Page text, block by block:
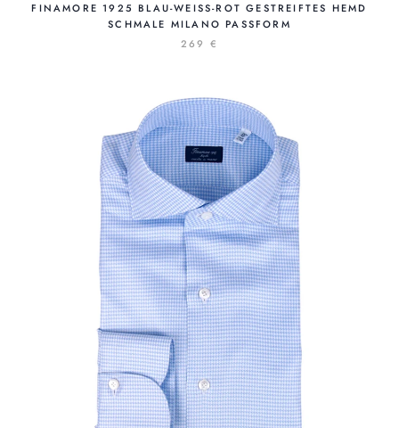
FINAMORE 1925 BLAU-WEISS-ROT GESTREIFTES HEMD S
CHMALE MILANO PASSFORM
269 €